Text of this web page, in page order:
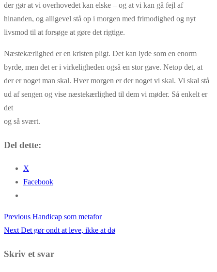
der gør at vi overhovedet kan elske – og at vi kan gå fejl af
hinanden, og alligevel stå op i morgen med frimodighed og nyt
livsmod til at forsøge at gøre det rigtige.
Næstekærlighed er en kristen pligt. Det kan lyde som en enorm
byrde, men det er i virkeligheden også en stor gave. Netop det, at
der er noget man skal. Hver morgen er der noget vi skal. Vi skal stå
ud af sengen og vise næstekærlighed til dem vi møder. Så enkelt er
det
og så svært.
Del dette:
X
Facebook
Indlægsnavigation
Previous Previous
post:
Handicap som metafor
Next Next
Det gør ondt at leve, ikke at dø
Skriv et svar